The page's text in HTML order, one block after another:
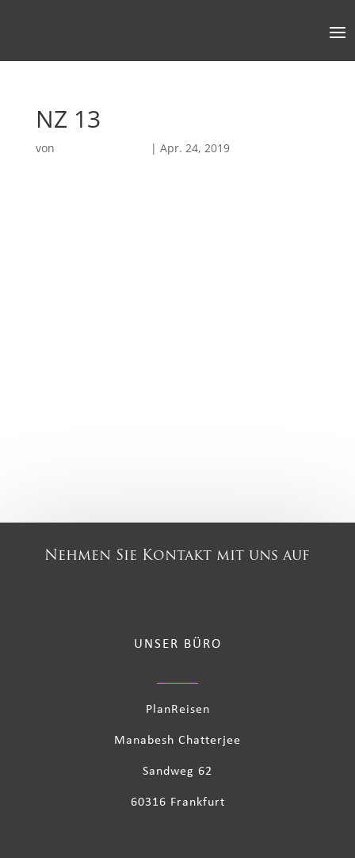
NZ 13
von | Apr. 24, 2019
Nehmen Sie Kontakt mit uns auf
UNSER BÜRO
PlanReisen
Manabesh Chatterjee
Sandweg 62
60316 Frankfurt